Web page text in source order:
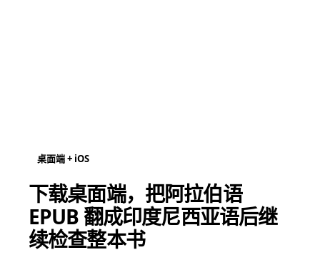
桌面端 + iOS
下载桌面端，把阿拉伯语
EPUB 翻成印度尼西亚语后继
续检查整本书